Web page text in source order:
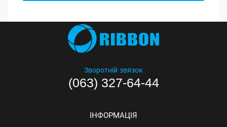
Зворотній звязок
(063) 327-64-44
ІНФОРМАЦІЯ